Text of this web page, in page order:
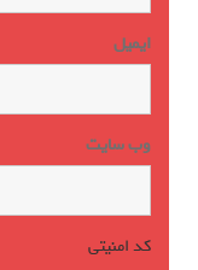
ایمیل
وب‌ سایت
کد امنیتی*